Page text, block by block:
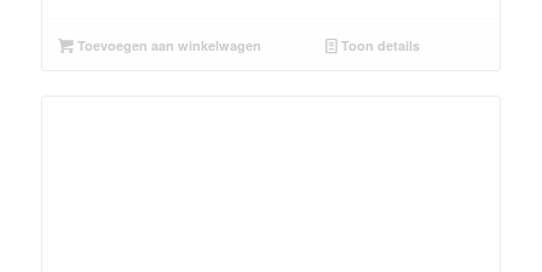
Toevoegen aan winkelwagen Toon details